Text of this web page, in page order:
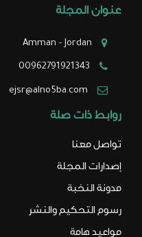
الإصدار الثالث - العدد
السادس
السابع
الإصدار الثالث - العدد
الثامن
الإصدار الثالث - العدد
التاسع
عنوان المجلة
ejsr@alno5ba.com
روابط ذات صلة
تواصل معنا
إصدارات المجلة
مدونة النخبة
رسوم التحكيم والنشر
مواعيد هامة